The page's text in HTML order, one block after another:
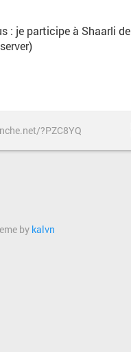
: je participe à Shaarli de
?PZC8YQ
by kalvn